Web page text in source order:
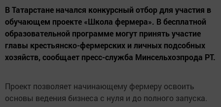
В Татарстане начался конкурсный отбор для участия в
обучающем проекте «Школа фермера». В бесплатной
образовательной программе могут принять участие
главы крестьянско-фермерских и личных подсобных
хозяйств, сообщает пресс-служба Минсельхозпрода РТ.
Проект позволяет начинающему фермеру освоить
основы ведения бизнеса с нуля и до полного запуска.